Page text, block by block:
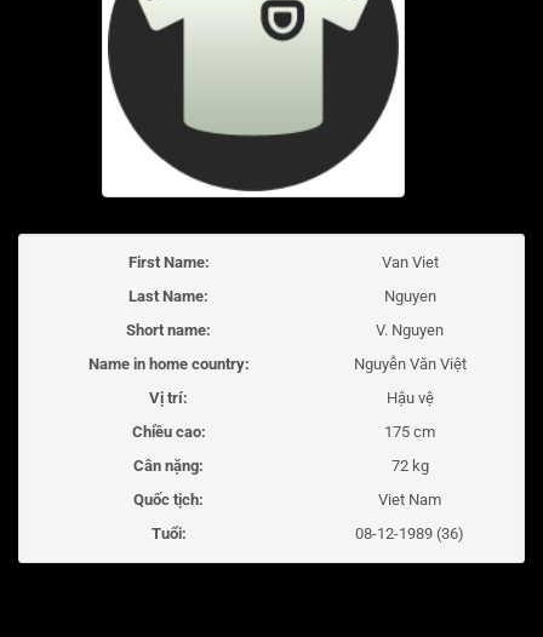
First Name:
Van Viet
Last Name:
Nguyen
Short name:
V. Nguyen
Name in home country:
Nguyễn Văn Việt
Vị trí:
Hậu vệ
Chiều cao:
175 cm
Cân nặng:
72 kg
Quốc tịch:
Viet Nam
Tuổi:
08-12-1989 (36)